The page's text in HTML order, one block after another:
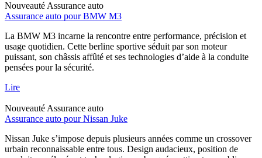
Nouveauté Assurance auto
Assurance auto pour BMW M3
La BMW M3 incarne la rencontre entre performance, précision et
usage quotidien. Cette berline sportive séduit par son moteur
puissant, son châssis affûté et ses technologies d’aide à la conduite
pensées pour la sécurité.
Lire
Nouveauté Assurance auto
Assurance auto pour Nissan Juke
Nissan Juke s’impose depuis plusieurs années comme un crossover
urbain reconnaissable entre tous. Design audacieux, position de